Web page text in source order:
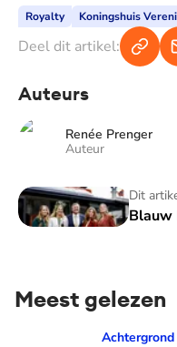
Royalty Koningshuis
Deel dit artikel:
Auteurs
Renée Prenger
Auteur
Dit
Blauw
Blauw Bloed - TV
Meest gelezen
Prinses Amalia over
Achtergrond